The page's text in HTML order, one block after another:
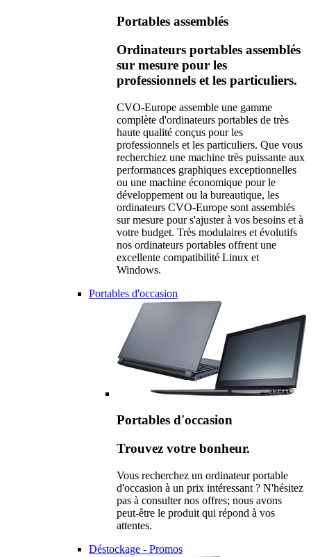
Portables assemblés
Ordinateurs portables assemblés
sur mesure pour les
professionnels et les particuliers.
CVO-Europe assemble une gamme
complète d'ordinateurs portables de très
haute qualité conçus pour les
professionnels et les particuliers. Que vous
recherchiez une machine très puissante aux
performances graphiques exceptionnelles
ou une machine économique pour le
développement ou la bureautique, les
ordinateurs CVO-Europe sont assemblés
sur mesure pour s'ajuster à vos besoins et à
votre budget. Très modulaires et évolutifs
nos ordinateurs portables offrent une
excellente compatibilité Linux et
Windows.
Portables d'occasion
Portables d'occasion
Trouvez votre bonheur.
Vous recherchez un ordinateur portable
d'occasion à un prix intéressant ? N'hésitez
pas à consulter nos offres; nous avons
peut-être le produit qui répond à vos
attentes.
Déstockage - Promos